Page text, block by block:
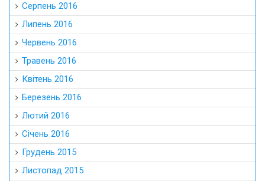
Серпень 2016
Липень 2016
Червень 2016
Травень 2016
Квітень 2016
Березень 2016
Лютий 2016
Січень 2016
Грудень 2015
Листопад 2015